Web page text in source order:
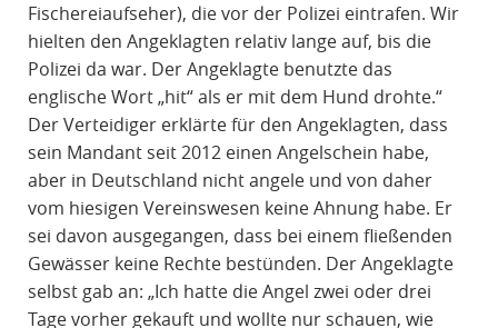
Fischereiaufseher), die vor der Polizei eintrafen. Wir
hielten den Angeklagten relativ lange auf, bis die
Polizei da war. Der Angeklagte benutzte das
englische Wort „hit“ als er mit dem Hund drohte.“
Der Verteidiger erklärte für den Angeklagten, dass
sein Mandant seit 2012 einen Angelschein habe,
aber in Deutschland nicht angele und von daher
vom hiesigen Vereinswesen keine Ahnung habe. Er
sei davon ausgegangen, dass bei einem fließenden
Gewässer keine Rechte bestünden. Der Angeklagte
selbst gab an: „Ich hatte die Angel zwei oder drei
Tage vorher gekauft und wollte nur schauen, wie